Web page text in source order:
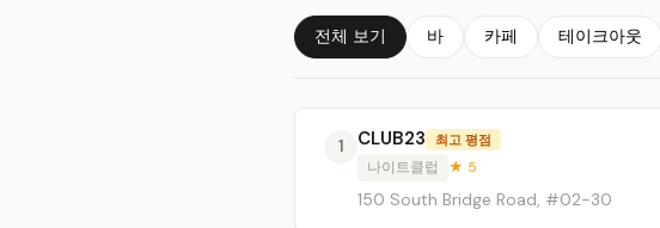
전체 보기 바 카페 테이크아웃
1 CLUB23 최고 평점
나이트클럽 ★ 5
150 South Bridge Road, #02-30